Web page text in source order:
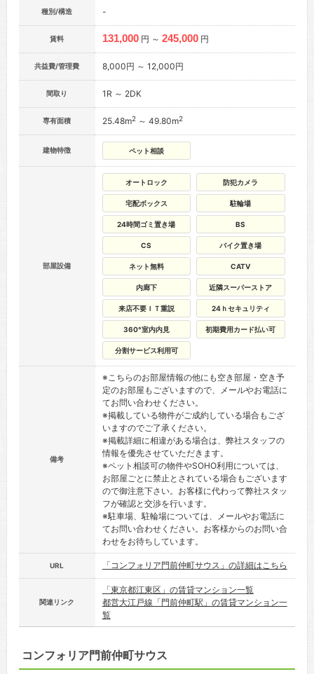
種別/構造 -
賃料 131,000 円 ～ 245,000 円
共益費/管理費 8,000円 ～ 12,000円
間取り 1R ～ 2DK
専有面積 25.48m2～ 49.80m2
建物特徴 ペット相談
部屋設備
オートロック 防犯カメラ
宅配ボックス 駐輪場
24時間ゴミ置き場 BS
CS バイク置き場
ネット無料 CATV
内廊下 近隣スーパーストア
来店不要ＩＴ重説 24ｈセキュリティ
360°室内内見 初期費用カード払い可
分割サービス利用可
備考
※こちらのお部屋情報の他にも空き部屋・空き予
定のお部屋もございますので、メールやお電話に
てお問い合わせください。
※掲載している物件がご成約している場合もござ
いますのでご了承ください。
※掲載詳細に相違がある場合は、弊社スタッフの
情報を優先させていただきます。
※ペット相談可の物件やSOHO利用については、
お部屋ごとに禁止とされている場合もございます
ので御注意下さい。お客様に代わって弊社スタッ
フが確認と交渉を行います。
※駐車場、駐輪場については、メールやお電話に
てお問い合わせください。お客様からのお問い合
わせをお待ちしています。
URL 「コンフォリア門前仲町サウス」の詳細はこちら
関連リンク
「東京都江東区」の賃貸マンション一覧
都営大江戸線「門前仲町駅」の賃貸マンション一
覧
コンフォリア門前仲町サウス